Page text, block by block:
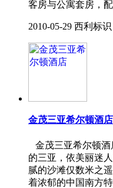
客房与公寓套房，
2010-05-29 西利标识
金茂三亚希尔顿酒店
金茂三亚希尔顿酒
的三亚，依美丽迷
腻的沙滩仅数米之
着浓郁的中国南方